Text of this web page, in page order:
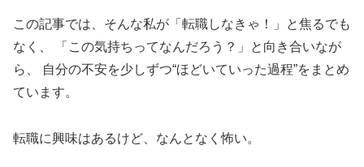
この記事では、そんな私が「転職しなきゃ！」と焦るでも
なく、 「この気持ちってなんだろう？」と向き合いなが
ら、 自分の不安を少しずつ“ほどいていった過程”をまとめ
ています。
転職に興味はあるけど、なんとなく怖い。